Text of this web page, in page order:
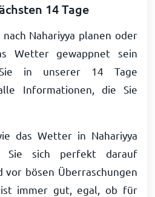
14 Tage
Nahariyya planen oder
Wetter gewappnet sein
in unserer 14 Tage
Informationen, die Sie
das Wetter in Nahariyya
Sie sich perfekt darauf
bösen Überraschungen
ist immer gut, egal, ob für